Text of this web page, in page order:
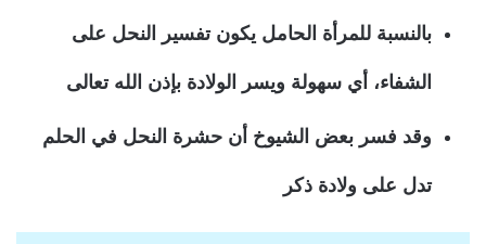
بالنسبة للمرأة الحامل يكون تفسير النحل على
الشفاء، أي سهولة ويسر الولادة بإذن الله تعالى
وقد فسر بعض الشيوخ أن حشرة النحل في الحلم
تدل على ولادة ذكر